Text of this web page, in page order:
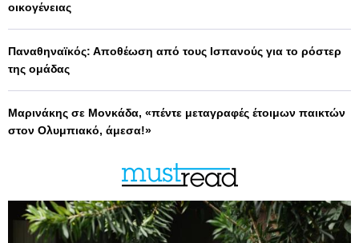
οικογένειας
Παναθηναϊκός: Αποθέωση από τους Ισπανούς για το ρόστερ
της ομάδας
Μαρινάκης σε Μονκάδα, «πέντε μεταγραφές έτοιμων παικτών
στον Ολυμπιακό, άμεσα!»